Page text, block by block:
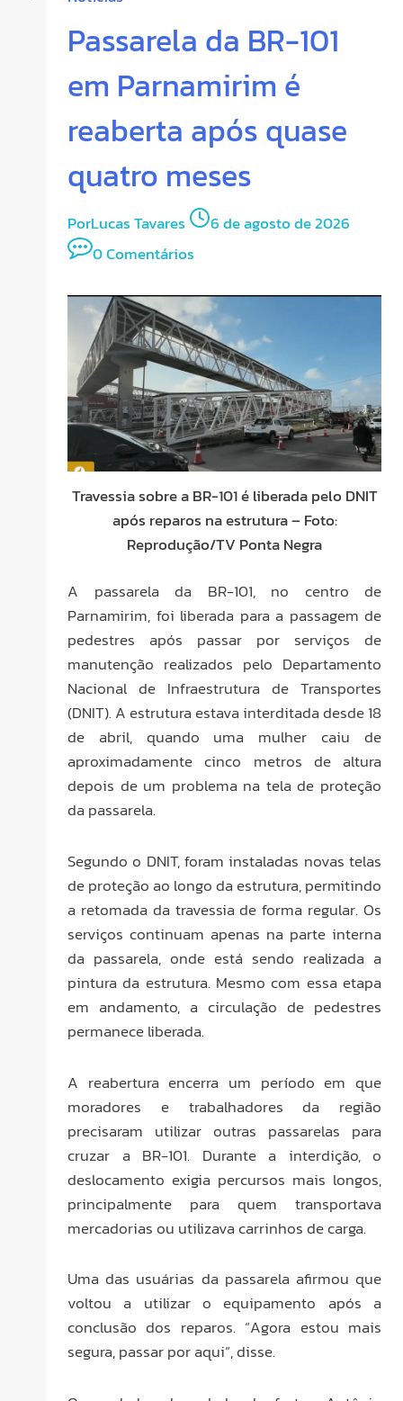
Passarela da BR-101
em Parnamirim é
reaberta após quase
quatro meses
PorLucas Tavares
6 de agosto de 2026
0 Comentários
Travessia sobre a BR-101 é liberada pelo DNIT
após reparos na estrutura – Foto:
Reprodução/TV Ponta Negra
A passarela da BR-101, no centro de
Parnamirim, foi liberada para a passagem de
pedestres após passar por serviços de
manutenção realizados pelo Departamento
Nacional de Infraestrutura de Transportes
(DNIT). A estrutura estava interditada desde 18
de abril, quando uma mulher caiu de
aproximadamente cinco metros de altura
depois de um problema na tela de proteção
da passarela.
Segundo o DNIT, foram instaladas novas telas
de proteção ao longo da estrutura, permitindo
a retomada da travessia de forma regular. Os
serviços continuam apenas na parte interna
da passarela, onde está sendo realizada a
pintura da estrutura. Mesmo com essa etapa
em andamento, a circulação de pedestres
permanece liberada.
A reabertura encerra um período em que
moradores e trabalhadores da região
precisaram utilizar outras passarelas para
cruzar a BR-101. Durante a interdição, o
deslocamento exigia percursos mais longos,
principalmente para quem transportava
mercadorias ou utilizava carrinhos de carga.
Uma das usuárias da passarela afirmou que
voltou a utilizar o equipamento após a
conclusão dos reparos. “Agora estou mais
segura, passar por aqui”, disse.